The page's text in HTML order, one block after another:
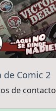
de Comic 2
de contacto